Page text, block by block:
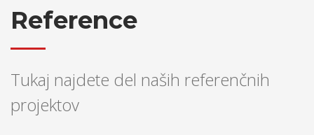
Reference
Tukaj najdete del naših referenčnih
projektov